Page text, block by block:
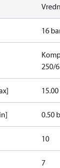
16
250/
0.50
10
7